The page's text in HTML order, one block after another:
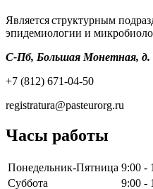
Является структурным
эпидемиологии и
С-Пб, Большая Монетная, д.
+7 (812) 671-04-50
registratura@pasteurorg.ru
Часы работы
Понедельник-Пятница 9:00 -
Суббота
9:00 -